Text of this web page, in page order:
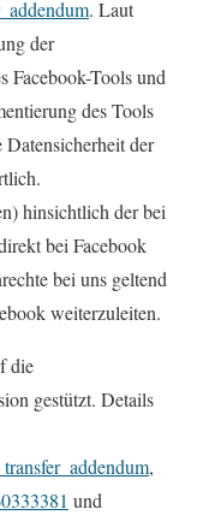
. Laut
der
Facebook-Tools und
des Tools
der
hinsichtlich der bei
bei Facebook
bei uns geltend
weiterzuleiten.
die
gestützt. Details
,
und